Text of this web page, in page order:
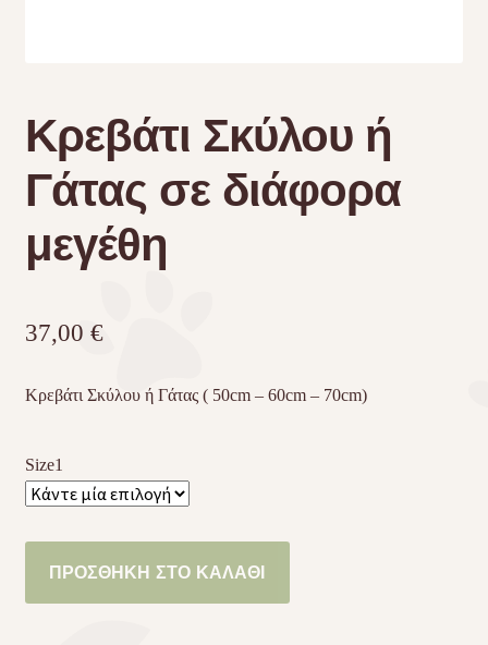
Κρεβάτι Σκύλου ή
Γάτας σε διάφορα
μεγέθη
37,00 €
Κρεβάτι Σκύλου ή Γάτας ( 50cm – 60cm – 70cm)
Size1
Σκύλου
ή
ΠΡΟΣΘΉΚΗ ΣΤΟ ΚΑΛΆΘΙ